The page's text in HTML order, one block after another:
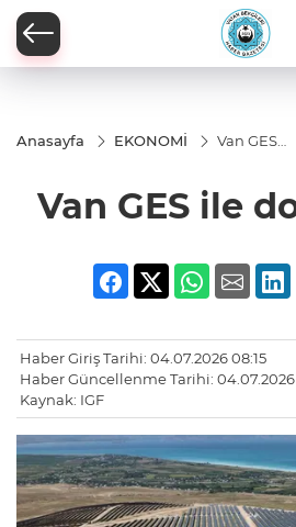
Anasayfa EKONOMİ
Van GES
Van GES ile
Haber Giriş Tarihi: 04.07.2026 08:15
Haber Güncellenme Tarihi: 04.07.2026
Kaynak: IGF